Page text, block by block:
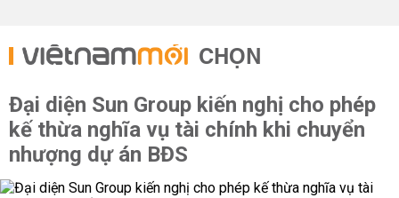
CHỌN
Đại diện Sun Group kiến nghị cho phép
kế thừa nghĩa vụ tài chính khi chuyển
nhượng dự án BĐS